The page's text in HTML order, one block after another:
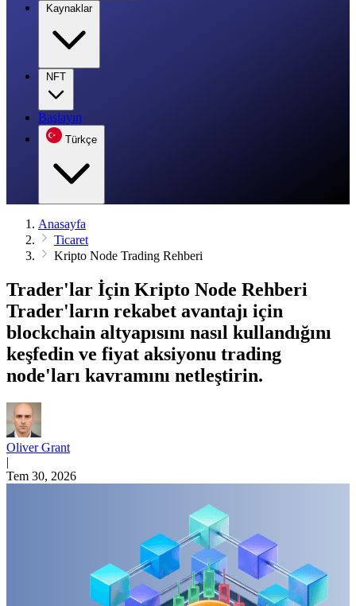
Kaynaklar
NFT
Başlayın
Türkçe
Anasayfa
Ticaret
Kripto Node Trading Rehberi
Trader'lar İçin Kripto Node Rehberi
Trader'ların rekabet avantajı için
blockchain altyapısını nasıl kullandığını
keşfedin ve fiyat aksiyonu trading
node'ları kavramını netleştirin.
Oliver Grant
|
Tem 30, 2026